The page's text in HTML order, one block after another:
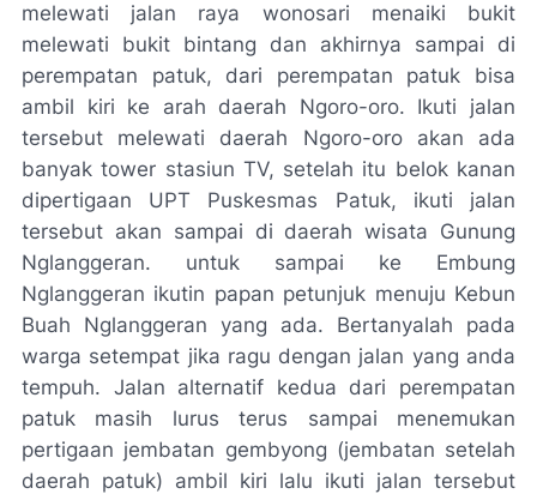
melewati jalan raya wonosari menaiki bukit
melewati bukit bintang dan akhirnya sampai di
perempatan patuk, dari perempatan patuk bisa
ambil kiri ke arah daerah Ngoro-oro. Ikuti jalan
tersebut melewati daerah Ngoro-oro akan ada
banyak tower stasiun TV, setelah itu belok kanan
dipertigaan UPT Puskesmas Patuk, ikuti jalan
tersebut akan sampai di daerah wisata Gunung
Nglanggeran. untuk sampai ke Embung
Nglanggeran ikutin papan petunjuk menuju Kebun
Buah Nglanggeran yang ada. Bertanyalah pada
warga setempat jika ragu dengan jalan yang anda
tempuh. Jalan alternatif kedua dari perempatan
patuk masih lurus terus sampai menemukan
pertigaan jembatan gembyong (jembatan setelah
daerah patuk) ambil kiri lalu ikuti jalan tersebut